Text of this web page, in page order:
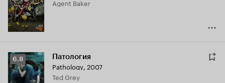
7.8
Agent Baker
Рейтинг
Кинопоиска
6.8
6.8 Патология
Pathology, 2007
Ted Grey